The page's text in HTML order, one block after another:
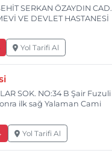
SERKAN ÖZAYDIN CAD.
VE DEVLET HASTANESİ
Yol Tarifi Al
SOK. NO:34 B Şair Fuzuli
ilk sağ Yalaman Cami
Yol Tarifi Al